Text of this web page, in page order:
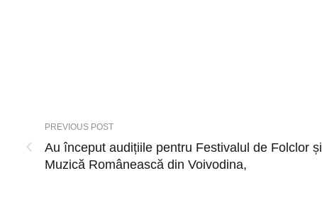
PREVIOUS POST
Au început audițiile pentru Festivalul de Folclor și
Muzică Românească din Voivodina,